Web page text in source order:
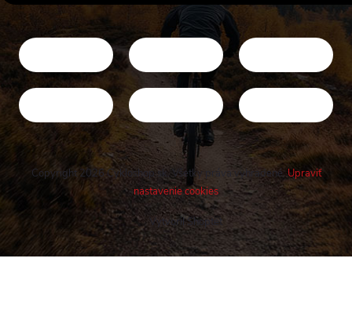
Vytvoril Shoptet
Copyright 2026 Cykloshop.sk. Všetky práva vyhradené.Upraviť
nastavenie cookies